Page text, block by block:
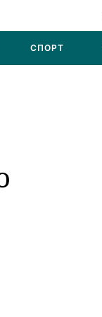
СПОРТ